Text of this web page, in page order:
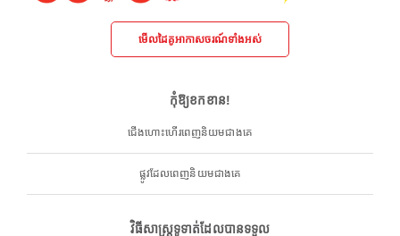
មើលដៃគូអាកាសចរណ៍ទាំងអស់
កុំឱ្យខកខាន!
ជើងហោះហើរពេញនិយមជាងគេ
ផ្លូវដែលពេញនិយមជាងគេ
វិធីសាស្ត្រទូទាត់ដែលបានទទួល